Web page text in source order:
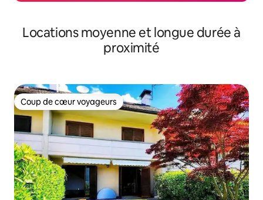
Locations moyenne et longue durée à
proximité
Coup de cœur voyageurs
Coup de cœur voyageurs